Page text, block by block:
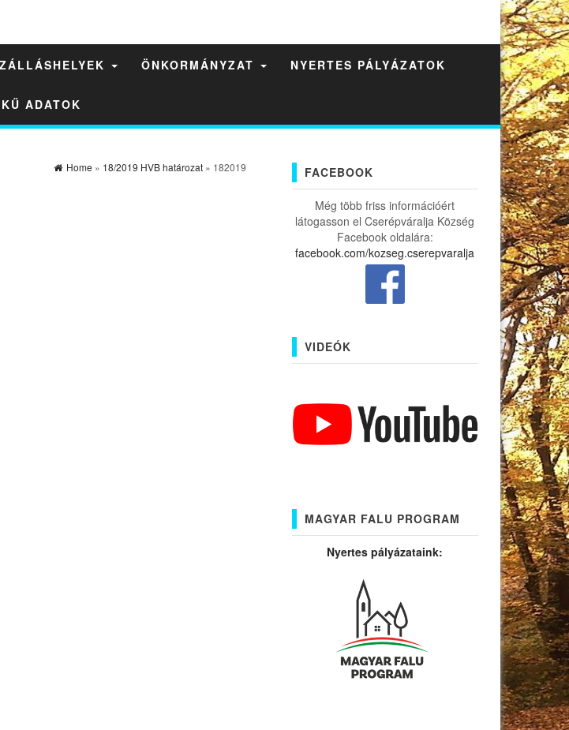
ÖNKORMÁNYZAT NYERTES PÁLYÁZATOK
ADATOK
Home » 18/2019 HVB határozat» 182019 FACEBOOK
Még több friss információért
látogasson el Cserépváralja Község
Facebook oldalára:
facebook.com/kozseg.cserepvaralja
VIDEÓK
MAGYAR FALU PROGRAM
Nyertes pályázataink: